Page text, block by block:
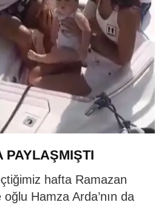
PAYLAŞMIŞTI
hafta Ramazan
Hamza Arda’nın da